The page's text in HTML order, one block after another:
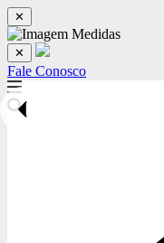
✕
✕
Fale Conosco